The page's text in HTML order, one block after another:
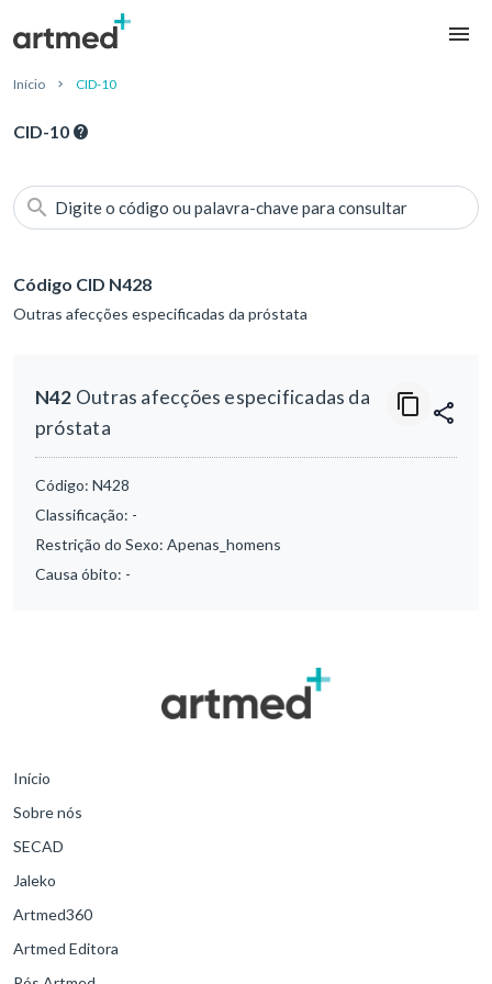
Início CID-10
CID-10
Digite o código ou palavra-chave para consultar
Código CID N428
Outras afecções especificadas da próstata
N42 Outras afecções especificadas da
próstata
Código: N428
Classificação: -
Restrição do Sexo: Apenas_homens
Causa óbito: -
Início
Sobre nós
SECAD
Jaleko
Artmed360
Artmed Editora